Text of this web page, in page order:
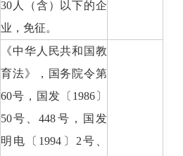
30人（含）以下的企
业，免征。
《中华人民共和国教
育法》，国务院令第
60号，国发〔1986〕
50号、448号，国发
明电〔1994〕2号、